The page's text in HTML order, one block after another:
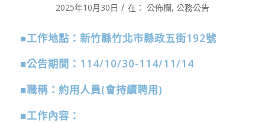
2025年10月30日 / 在： 公佈欄, 公務公告
■工作地點：新竹縣竹北市縣政五街192號
■公告期間： 114/10/30-114/11/14
■職稱：約用人員(會持續聘用)
■工作內容：